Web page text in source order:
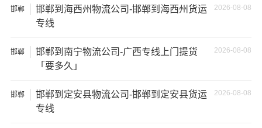
失。
邯郸 2026-08-08
邯郸到海西州物流公司-邯郸到海西州货运
专线
邯郸 2026-08-08
邯郸到南宁物流公司-广西专线上门提货
「要多久」
邯郸 2026-08-08
邯郸到定安县物流公司-邯郸到定安县货运
专线